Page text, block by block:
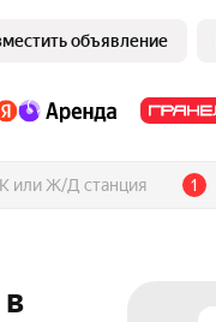
объявление
1